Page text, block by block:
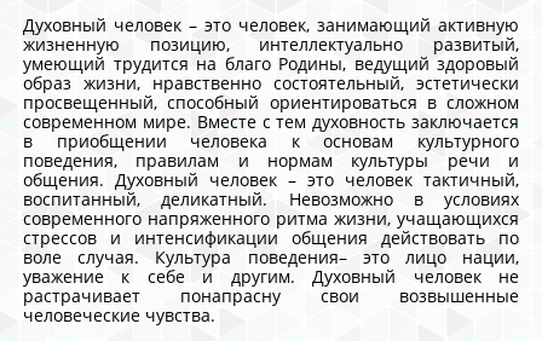
Духовный человек – это человек, занимающий активную
жизненную позицию, интеллектуально развитый,
умеющий трудится на благо Родины, ведущий здоровый
образ жизни, нравственно состоятельный, эстетически
просвещенный, способный ориентироваться в сложном
современном мире. Вместе с тем духовность заключается
в приобщении человека к основам культурного
поведения, правилам и нормам культуры речи и
общения. Духовный человек – это человек тактичный,
воспитанный, деликатный. Невозможно в условиях
современного напряженного ритма жизни, учащающихся
стрессов и интенсификации общения действовать по
воле случая. Культура поведения– это лицо нации,
уважение к себе и другим. Духовный человек не
растрачивает понапрасну свои возвышенные
человеческие чувства.